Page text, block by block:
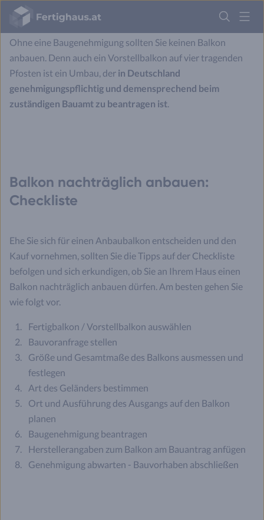
Fertighaus
Logo
Anmelden
Hausseite.
Ohne eine Baugenehmigung sollten Sie keinen Balkon
anbauen. Denn auch ein Vorstellbalkon auf vier tragenden
Pfosten ist ein Umbau, der in Deutschland
genehmigungspflichtig und demensprechend beim
zuständigen Bauamt zu beantragen ist.
Balkon nachträglich anbauen:
Checkliste
Ehe Sie sich für einen Anbaubalkon entscheiden und den
Kauf vornehmen, sollten Sie die Tipps auf der Checkliste
befolgen und sich erkundigen, ob Sie an Ihrem Haus einen
Balkon nachträglich anbauen dürfen. Am besten gehen Sie
wie folgt vor.
Fertigbalkon / Vorstellbalkon auswählen
Bauvoranfrage stellen
Größe und Gesamtmaße des Balkons ausmessen und
festlegen
Art des Geländers bestimmen
Ort und Ausführung des Ausgangs auf den Balkon
planen
Baugenehmigung beantragen
Herstellerangaben zum Balkon am Bauantrag anfügen
Genehmigung abwarten - Bauvorhaben abschließen